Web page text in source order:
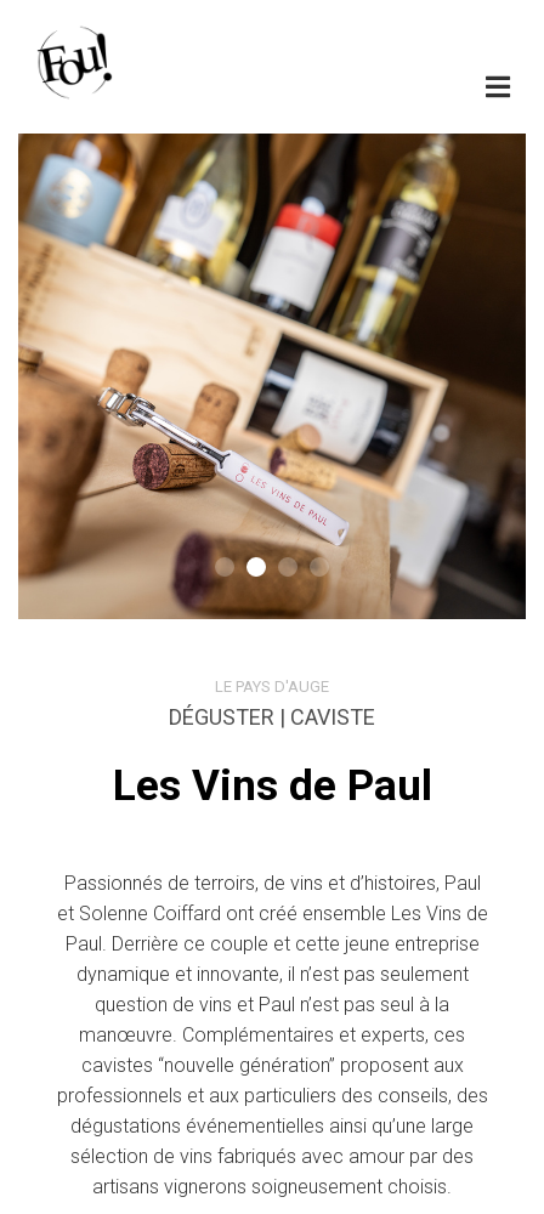
LE PAYS D'AUGE
DÉGUSTER | CAVISTE
Les Vins de Paul
Passionnés de terroirs, de vins et d’histoires, Paul
et Solenne Coiffard ont créé ensemble Les Vins de
Paul. Derrière ce couple et cette jeune entreprise
dynamique et innovante, il n’est pas seulement
question de vins et Paul n’est pas seul à la
manœuvre. Complémentaires et experts, ces
cavistes “nouvelle génération” proposent aux
professionnels et aux particuliers des conseils, des
dégustations événementielles ainsi qu’une large
sélection de vins fabriqués avec amour par des
artisans vignerons soigneusement choisis.